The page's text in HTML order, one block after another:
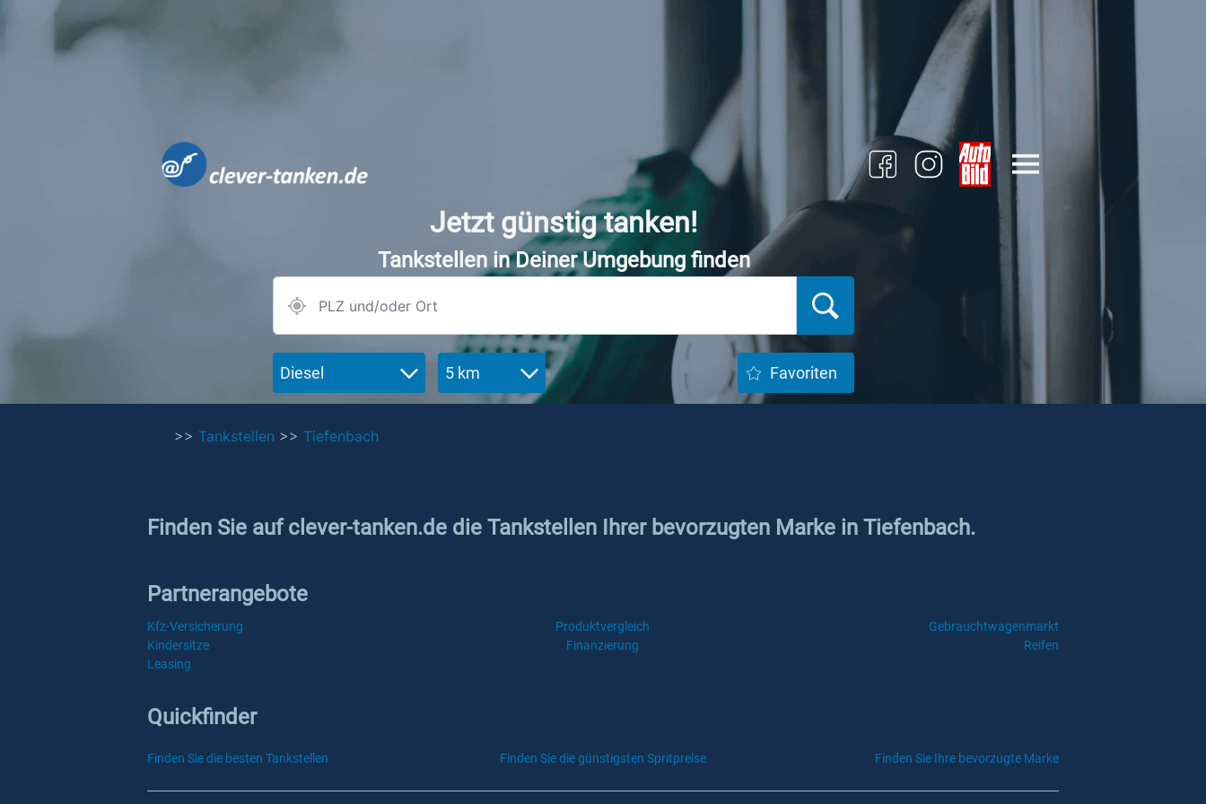
Jetzt günstig tanken!
Tankstellen in Deiner Umgebung finden
Diesel 5 km Favoriten
>> Tankstellen >> Tiefenbach
Finden Sie auf clever-tanken.de die Tankstellen Ihrer bevorzugten Marke in Tiefenbach.
Partnerangebote
Kfz-Versicherung Produktvergleich
Gebrauchtwagenmarkt
Kindersitze
Finanzierung
Reifen
Leasing
Quickfinder
Finden Sie die besten Tankstellen Finden Sie die günstigsten Spritpreise Finden Sie Ihre bevorzugte Marke